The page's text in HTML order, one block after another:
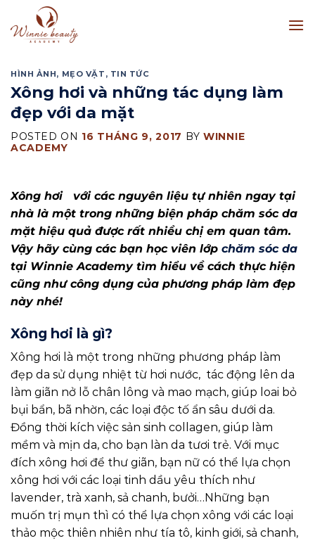
to
content
HÌNH ẢNH, MẸO VẶT , TIN TỨC
Xông hơi và những tác dụng làm
đẹp với da mặt
POSTED ON 16 THÁNG 9, 2017 BYWINNIE
ACADEMY
Xông hơi với các nguyên liệu tự nhiên ngay tại
nhà là một trong những biện pháp chăm sóc da
mặt hiệu quả được rất nhiều chị em quan tâm.
Vậy hãy cùng các bạn học viên lớp chăm sóc da
tại Winnie Academy tìm hiểu về cách thực hiện
cũng như công dụng của phương pháp làm đẹp
này nhé!
Xông hơi là gì?
Xông hơi là một trong những phương pháp làm
đẹp da sử dụng nhiệt từ hơi nước, tác động lên da
làm giãn nở lỗ chân lông và mao mạch, giúp loai bỏ
bụi bẩn, bã nhờn, các loại độc tố ẩn sâu dưới da.
Đồng thời kích việc sản sinh collagen, giúp làm
mềm và mịn da, cho bạn làn da tươi trẻ. Với mục
đích xông hơi để thư giãn, bạn nữ có thể lựa chọn
xông hơi với các loại tinh dầu yêu thích như
lavender, trà xanh, sả chanh, bưởi…Những bạn
muốn trị mụn thì có thể lựa chọn xông với các loại
thảo mộc thiên nhiên như tía tô, kinh giới, sả chanh,